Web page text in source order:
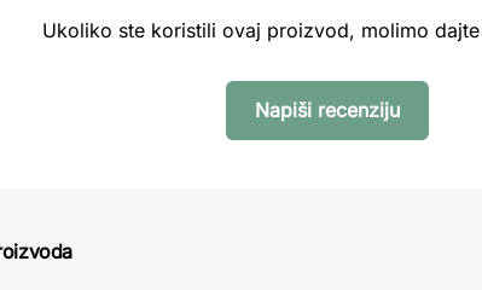
Ukoliko ste koristili ovaj proizvod, molimo
Napiši recenziju